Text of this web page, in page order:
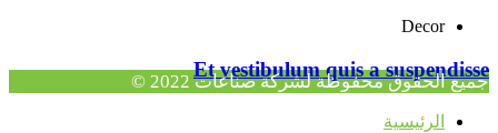
Decor
Et vestibulum quis a suspendisse
جميع الحقوق محفوظة لشركة صناعات 2022 ©
الرئيسية